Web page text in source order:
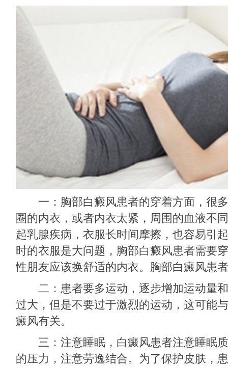
一：胸部白癜风患者的穿着方面，很多
圈的内衣，或者内衣太紧，周围的血液不
起乳腺疾病，衣服长时间摩擦，也容易引
时的衣服是大问题，胸部白癜风患者需要
性朋友应该换舒适的内衣。胸部白癜风患
二：患者要多运动，逐步增加运动量和
过大，但是不要过于激烈的运动，这可能
癜风有关。
三：注意睡眠，白癜风患者注意睡眠质
的压力，注意劳逸结合。为了保护皮肤，